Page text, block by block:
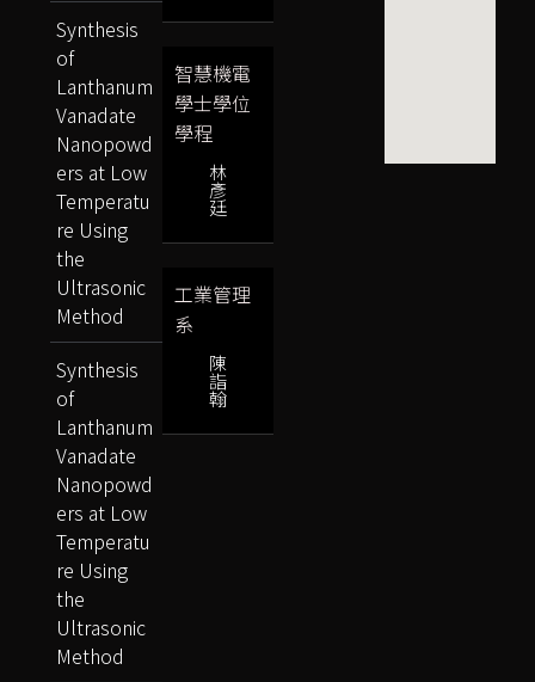
智慧機電
學士學位
學程
林
彥
廷
工業管理
系
陳
詣
翰
Synthesis
of
Lanthanum
Vanadate
Nanopowd
ers at Low
Temperatu
re Using
the
Ultrasonic
Method
Synthesis
of
Lanthanum
Vanadate
Nanopowd
ers at Low
Temperatu
re Using
the
Ultrasonic
Method